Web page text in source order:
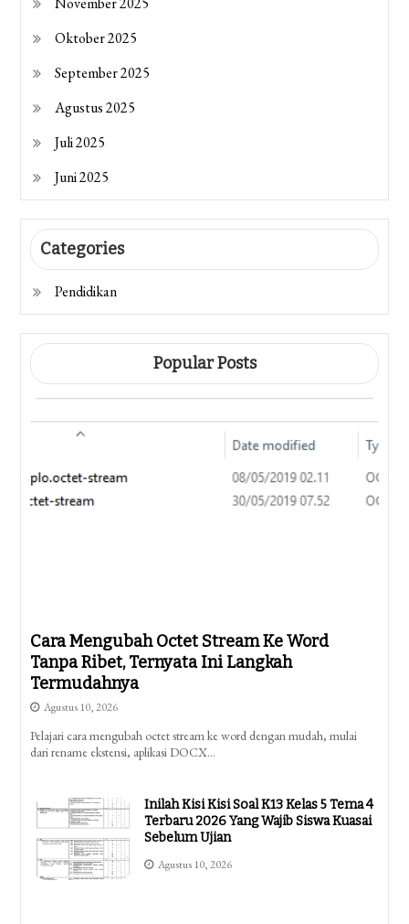
Oktober 2025
September 2025
Agustus 2025
Juli 2025
Juni 2025
Categories
Pendidikan
Popular Posts
Cara Mengubah Octet Stream Ke Word
Tanpa Ribet, Ternyata Ini Langkah
Termudahnya
Agustus 10, 2026
Pelajari cara mengubah octet stream ke word dengan mudah, mulai
dari rename ekstensi, aplikasi DOCX…
Inilah Kisi Kisi Soal K13 Kelas 5 Tema 4
Terbaru 2026 Yang Wajib Siswa Kuasai
Sebelum Ujian
Agustus 10, 2026